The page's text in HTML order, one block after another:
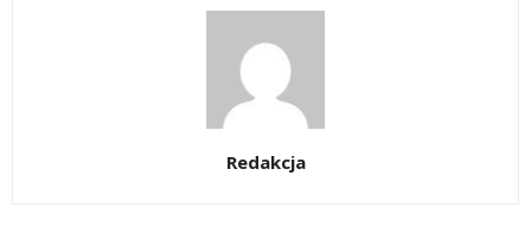
Redakcja